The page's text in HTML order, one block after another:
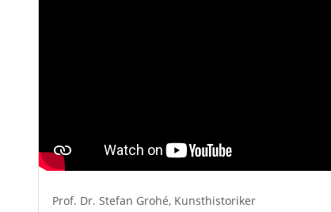
Prof. Dr. Stefan Grohé, Kunsthistoriker